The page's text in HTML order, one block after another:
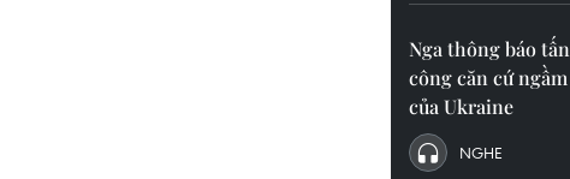
Nga thông báo tấn
công căn cứ ngầm
của Ukraine
NGHE